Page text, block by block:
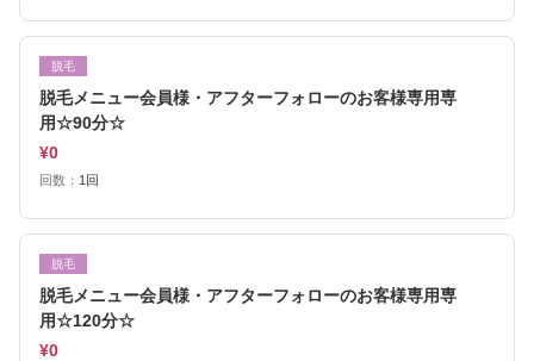
脱毛
脱毛メニュー会員様・アフターフォローのお客様専用専
用☆90分☆
¥0
回数： 1回
脱毛
脱毛メニュー会員様・アフターフォローのお客様専用専
用☆120分☆
¥0